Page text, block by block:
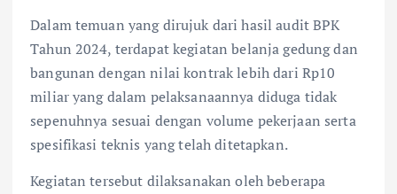
Dalam temuan yang dirujuk dari hasil audit BPK
Tahun 2024, terdapat kegiatan belanja gedung dan
bangunan dengan nilai kontrak lebih dari Rp10
miliar yang dalam pelaksanaannya diduga tidak
sepenuhnya sesuai dengan volume pekerjaan serta
spesifikasi teknis yang telah ditetapkan.
Kegiatan tersebut dilaksanakan oleh beberapa